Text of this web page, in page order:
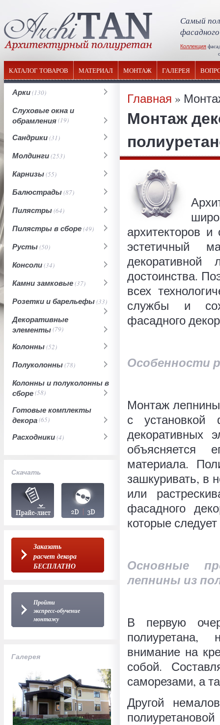
Самый
Коллекция
КАТАЛОГ ТОВАРОВ МАТЕРИАЛ МОНТАЖ ГАЛЕРЕЯ
Арки(130)
Слуховые окна и
обрамления(19)
Сандрики(31)
Молдинги(253)
Карнизы(55)
Балюстрады(87)
Пилястры(64)
Пилястры в сборе(49)
Русты(50)
Консоли(34)
Камни замковые(37)
Розетки и барельефы(33)
Декоративные
элементы(79)
Колонны(52)
Полуколонны(78)
Колонны и полуколонны в
сборе(58)
Готовые комплекты
декора(65)
Расходники(4)
Скачать
Заказать
расчет декора
БЕСПЛАТНО
Пройти
экспресс-обучение
монтажу
Галерея
Главная »
Монтаж
архитекторов
эстетичный
достоинства.
всех
службы и
фасадного
Особенности
Монтаж
с установкой
декоративных
объясняется
материала.
зашкуривать, в
или
фасадного
которые
Основные
лепнины из
В первую
полиуретана,
внимание на
собой.
саморезами, а
Другой